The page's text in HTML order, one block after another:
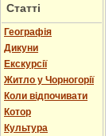
Статті
Географія
Дикуни
Екскурсії
Житло у Чорногорії
Коли відпочивати
Котор
Культура